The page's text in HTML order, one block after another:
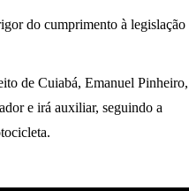
do cumprimento à legislação
de Cuiabá, Emanuel Pinheiro,
e irá auxiliar, seguindo a